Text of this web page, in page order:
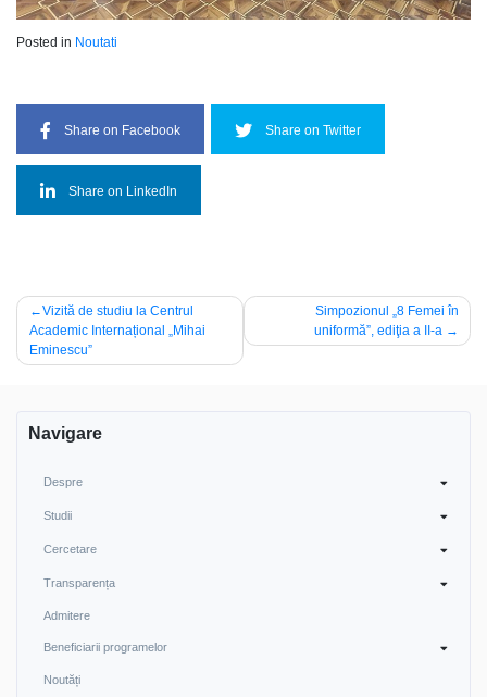
Posted in Noutati
Share on Facebook Share on Twitter
Share on LinkedIn
Navigare
în
articole
Vizită de studiu la Centrul
Academic Internațional „Mihai
Eminescu”
Simpozionul „8 Femei în
uniformă”, ediţia a II-a
Navigare
Despre
Studii
Cercetare
Transparența
Admitere
Beneficiarii programelor
Noutăți